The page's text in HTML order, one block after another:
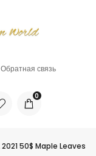
Обратная связь
0
2021 50$ Maple Leaves